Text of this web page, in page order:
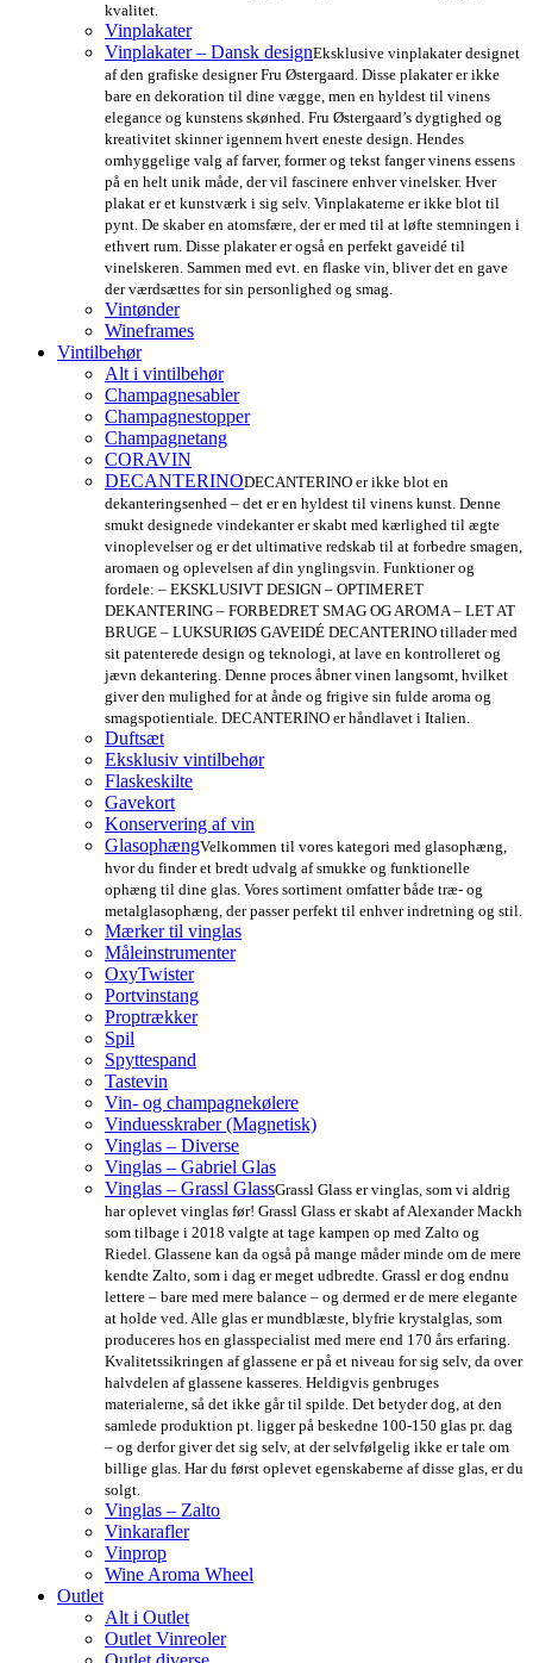
kvalitet.
Vinplakater
Vinplakater – Dansk designEksklusive vinplakater designet
af den grafiske designer Fru Østergaard. Disse plakater er ikke
bare en dekoration til dine vægge, men en hyldest til vinens
elegance og kunstens skønhed. Fru Østergaard’s dygtighed og
kreativitet skinner igennem hvert eneste design. Hendes
omhyggelige valg af farver, former og tekst fanger vinens essens
på en helt unik måde, der vil fascinere enhver vinelsker. Hver
plakat er et kunstværk i sig selv. Vinplakaterne er ikke blot til
pynt. De skaber en atomsfære, der er med til at løfte stemningen i
ethvert rum. Disse plakater er også en perfekt gaveidé til
vinelskeren. Sammen med evt. en flaske vin, bliver det en gave
der værdsættes for sin personlighed og smag.
Vintønder
Wineframes
Vintilbehør
Alt i vintilbehør
Champagnesabler
Champagnestopper
Champagnetang
CORAVIN
DECANTERINODECANTERINO er ikke blot en
dekanteringsenhed – det er en hyldest til vinens kunst. Denne
smukt designede vindekanter er skabt med kærlighed til ægte
vinoplevelser og er det ultimative redskab til at forbedre smagen,
aromaen og oplevelsen af din ynglingsvin. Funktioner og
fordele: – EKSKLUSIVT DESIGN – OPTIMERET
DEKANTERING – FORBEDRET SMAG OG AROMA – LET AT
BRUGE – LUKSURIØS GAVEIDÉ DECANTERINO tillader med
sit patenterede design og teknologi, at lave en kontrolleret og
jævn dekantering. Denne proces åbner vinen langsomt, hvilket
giver den mulighed for at ånde og frigive sin fulde aroma og
smagspotientiale. DECANTERINO er håndlavet i Italien.
Duftsæt
Eksklusiv vintilbehør
Flaskeskilte
Gavekort
Konservering af vin
GlasophængVelkommen til vores kategori med glasophæng,
hvor du finder et bredt udvalg af smukke og funktionelle
ophæng til dine glas. Vores sortiment omfatter både træ- og
metalglasophæng, der passer perfekt til enhver indretning og stil.
Mærker til vinglas
Måleinstrumenter
OxyTwister
Portvinstang
Proptrækker
Spil
Spyttespand
Tastevin
Vin- og champagnekølere
Vinduesskraber (Magnetisk)
Vinglas – Diverse
Vinglas – Gabriel Glas
Vinglas – Grassl GlassGrassl Glass er vinglas, som vi aldrig
har oplevet vinglas før! Grassl Glass er skabt af Alexander Mackh
som tilbage i 2018 valgte at tage kampen op med Zalto og
Riedel. Glassene kan da også på mange måder minde om de mere
kendte Zalto, som i dag er meget udbredte. Grassl er dog endnu
lettere – bare med mere balance – og dermed er de mere elegante
at holde ved. Alle glas er mundblæste, blyfrie krystalglas, som
produceres hos en glasspecialist med mere end 170 års erfaring.
Kvalitetssikringen af glassene er på et niveau for sig selv, da over
halvdelen af glassene kasseres. Heldigvis genbruges
materialerne, så det ikke går til spilde. Det betyder dog, at den
samlede produktion pt. ligger på beskedne 100-150 glas pr. dag
– og derfor giver det sig selv, at der selvfølgelig ikke er tale om
billige glas. Har du først oplevet egenskaberne af disse glas, er du
solgt.
Vinglas – Zalto
Vinkarafler
Vinprop
Wine Aroma Wheel
Outlet
Alt i Outlet
Outlet Vinreoler